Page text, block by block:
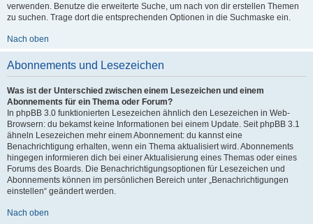
verwenden. Benutze die erweiterte Suche, um nach von dir erstellen Themen
zu suchen. Trage dort die entsprechenden Optionen in die Suchmaske ein.
Nach oben
Abonnements und Lesezeichen
Was ist der Unterschied zwischen einem Lesezeichen und einem
Abonnements für ein Thema oder Forum?
In phpBB 3.0 funktionierten Lesezeichen ähnlich den Lesezeichen in Web-
Browsern: du bekamst keine Informationen bei einem Update. Seit phpBB 3.1
ähneln Lesezeichen mehr einem Abonnement: du kannst eine
Benachrichtigung erhalten, wenn ein Thema aktualisiert wird. Abonnements
hingegen informieren dich bei einer Aktualisierung eines Themas oder eines
Forums des Boards. Die Benachrichtigungsoptionen für Lesezeichen und
Abonnements können im persönlichen Bereich unter „Benachrichtigungen
einstellen“ geändert werden.
Nach oben